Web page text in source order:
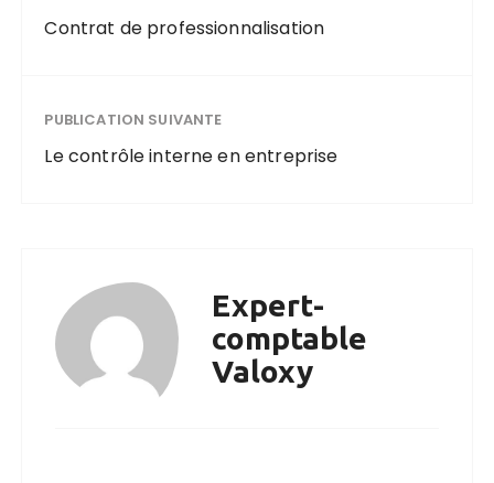
Contrat de professionnalisation
PUBLICATION SUIVANTE
Le contrôle interne en entreprise
Expert-
comptable
Valoxy